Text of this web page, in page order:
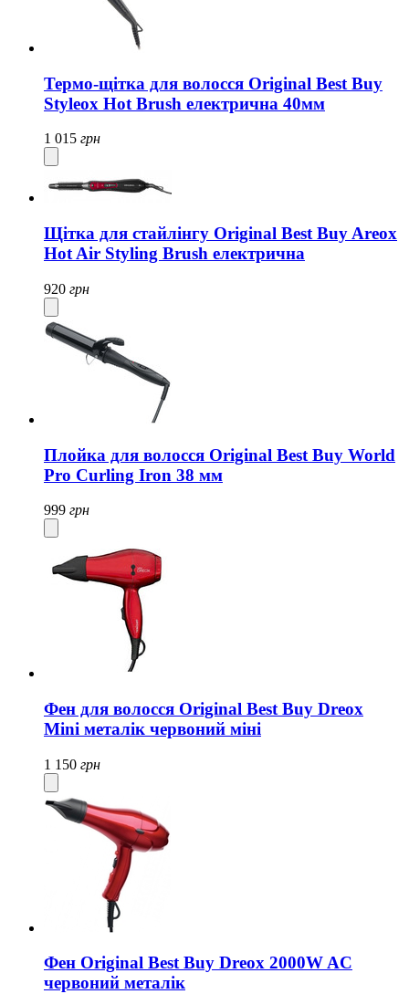
Термо-щітка для волосся Original Best Buy
Styleox Hot Brush електрична 40мм
1 015 грн
Щітка для стайлінгу Original Best Buy Areox
Hot Air Styling Brush електрична
920 грн
Плойка для волосся Original Best Buy World
Pro Curling Iron 38 мм
999 грн
Фен для волосся Original Best Buy Dreox
Mini металік червоний міні
1 150 грн
Фен Original Best Buy Dreox 2000W AC
червоний металік